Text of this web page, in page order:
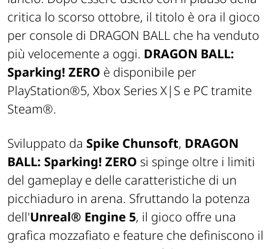
critica lo scorso ottobre, il titolo è ora il gioco
per console di DRAGON BALL che ha venduto
più velocemente a oggi. DRAGON BALL:
Sparking! ZERO è disponibile per
PlayStation®5, Xbox Series X|S e PC tramite
Steam®.
Sviluppato da Spike Chunsoft, DRAGON
BALL: Sparking! ZERO si spinge oltre i limiti
del gameplay e delle caratteristiche di un
picchiaduro in arena. Sfruttando la potenza
dell'Unreal® Engine 5, il gioco offre una
grafica mozzafiato e feature che definiscono il